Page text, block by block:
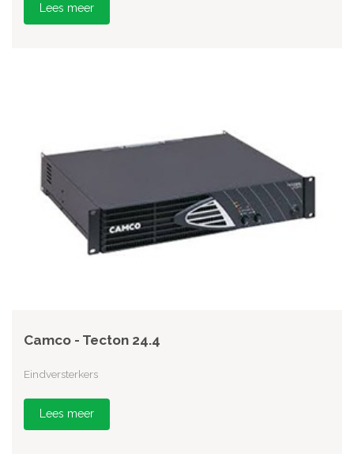
Lees meer
Camco - Tecton 24.4
Eindversterkers
Lees meer